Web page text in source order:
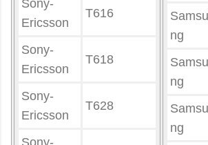
Sony-
Ericsson
T616
Sony-
Ericsson
T618
Sony-
Ericsson
T628
Sony-
Samsu
ng
Samsu
ng
Samsu
ng